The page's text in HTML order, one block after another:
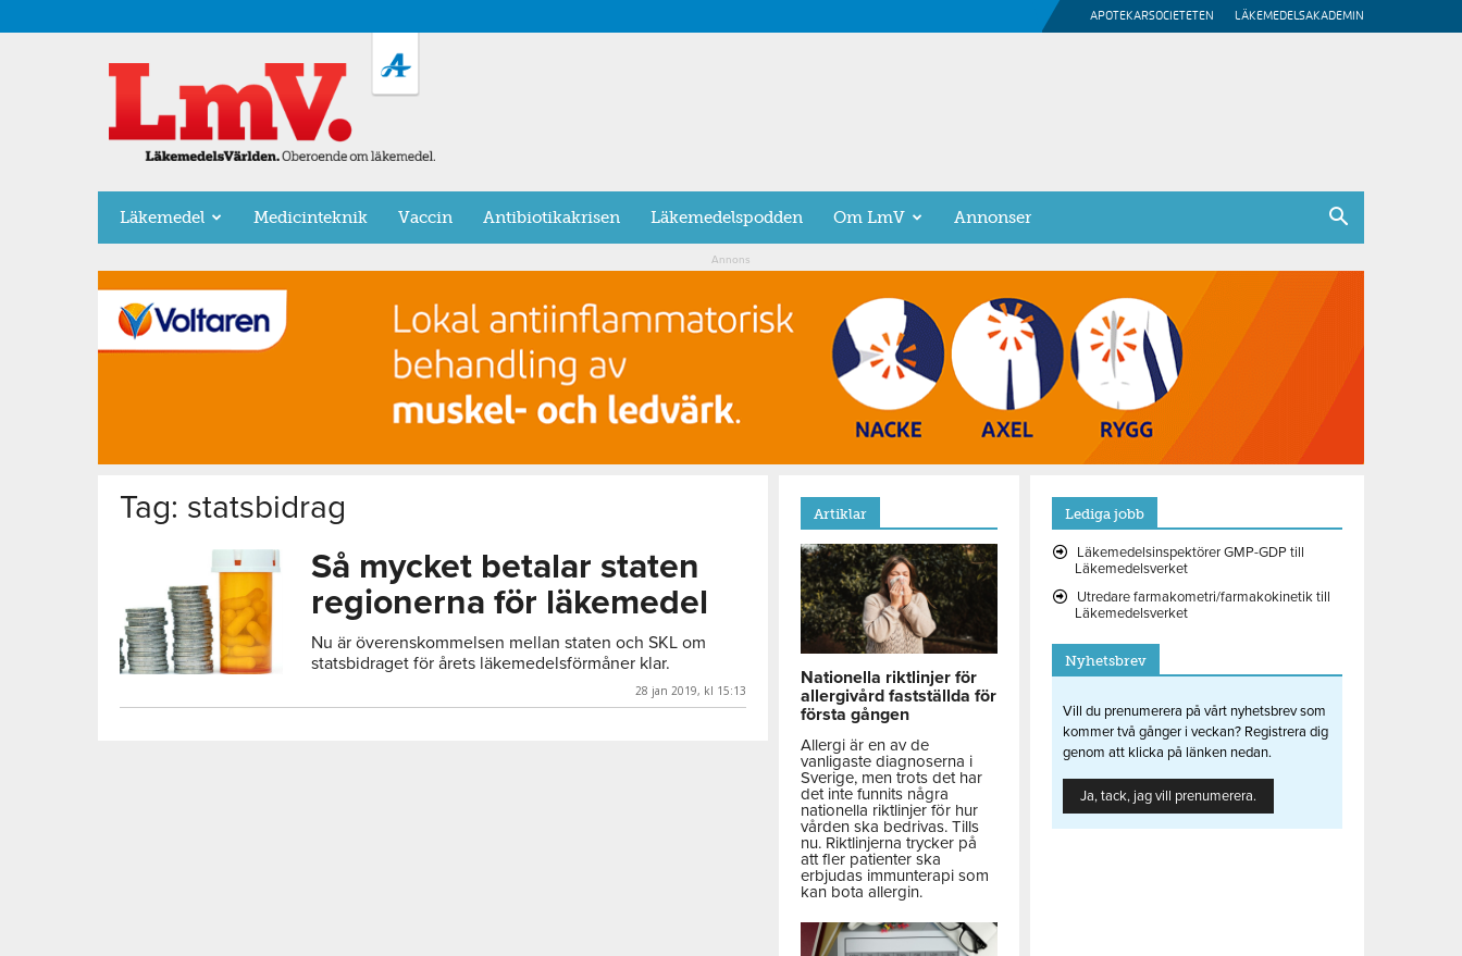
APOTEKARSOCIETETEN LÄKEMEDELSAKADEMIN
LäkemedelsVärlden
Läkemedel Medicinteknik Vaccin Antibiotikakrisen Läkemedelspodden Om LmV Annonser
Annons
Tag: statsbidrag
Så mycket betalar staten
regionerna för läkemedel
Nu är överenskommelsen mellan staten och SKL om
statsbidraget för årets läkemedelsförmåner klar.
28 jan 2019, kl 15:13
Artiklar
Nationella riktlinjer för
allergivård fastställda för
första gången
Allergi är en av de
vanligaste diagnoserna i
Sverige, men trots det har
det inte funnits några
nationella riktlinjer för hur
vården ska bedrivas. Tills
nu. Riktlinjerna trycker på
att fler patienter ska
erbjudas immunterapi som
kan bota allergin.
Lediga jobb
Läkemedelsinspektörer GMP-GDP till
Läkemedelsverket
Utredare farmakometri/farmakokinetik till
Läkemedelsverket
Nyhetsbrev
Vill du prenumerera på vårt nyhetsbrev som
kommer två gånger i veckan? Registrera dig
genom att klicka på länken nedan.
Ja, tack, jag vill prenumerera.